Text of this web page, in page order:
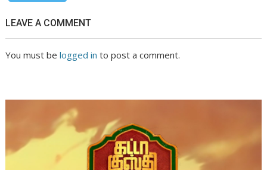
LEAVE A COMMENT
You must belogged in to post a comment.